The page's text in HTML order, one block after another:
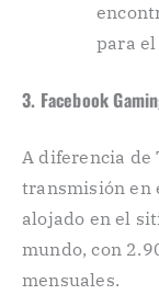
para
3. Facebook
A diferencia de
transmisión en
alojado en el
mundo, con
mensuales.